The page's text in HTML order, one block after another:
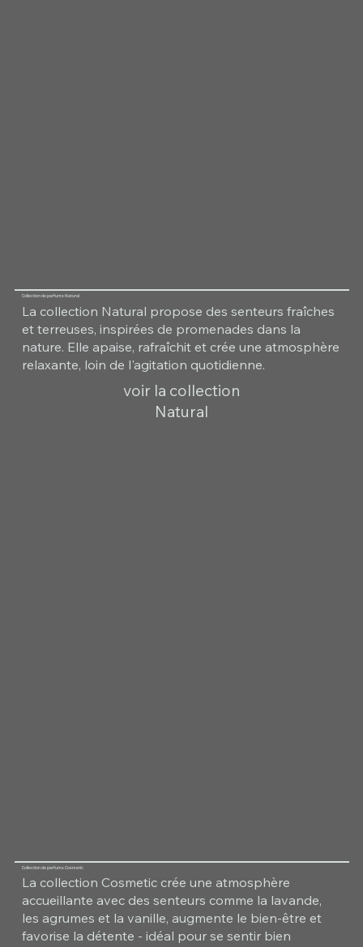
Collection de parfums Natural
La collection Natural propose des senteurs fraîches
et terreuses, inspirées de promenades dans la
nature. Elle apaise, rafraîchit et crée une atmosphère
relaxante, loin de l'agitation quotidienne.
voir la collection
Natural
Collection de parfums Cosmetic
La collection Cosmetic crée une atmosphère
accueillante avec des senteurs comme la lavande,
les agrumes et la vanille, augmente le bien-être et
favorise la détente - idéal pour se sentir bien